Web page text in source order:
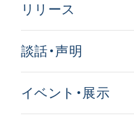
2026.08.06
リリース
談話・声明
イベント・展示